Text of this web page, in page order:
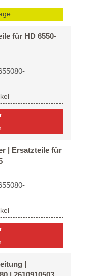
für HD 6550-
| Ersatzteile für
|